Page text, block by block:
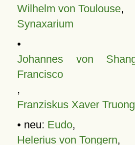
Wilhelm von Toulouse,
Synaxarium
•
Johannes von
Francisco
,
Franziskus Xaver
• neu: Eudo,
Helerius von Tongern,